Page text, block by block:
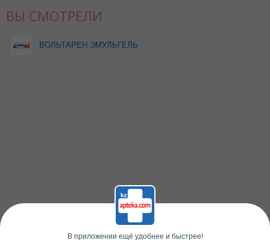
ВЫ СМОТРЕЛИ
ВОЛЬТАРЕН ЭМУЛЬГЕЛЬ
В приложении ещё удобнее и быстрее!